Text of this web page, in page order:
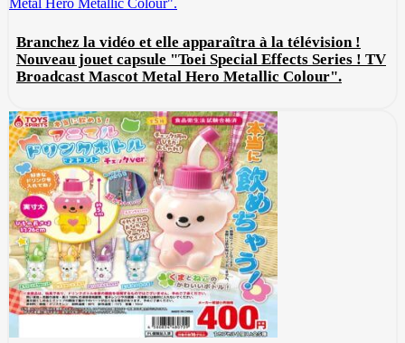
Branchez la vidéo et elle apparaîtra à la télévision !
Nouveau jouet capsule "Toei Special Effects Series ! TV
Broadcast Mascot Metal Hero Metallic Colour".